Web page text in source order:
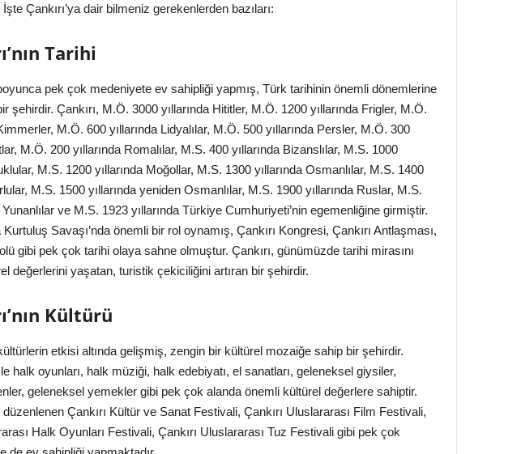
Çankırı’ya dair bilmeniz gerekenlerden bazıları:
Tarihi
pek çok medeniyete ev sahipliği yapmış, Türk tarihinin önemli dönemlerine
şehirdir. Çankırı, M.Ö. 3000 yıllarında Hititler, M.Ö. 1200 yıllarında Frigler, M.Ö.
M.Ö. 600 yıllarında Lidyalılar, M.Ö. 500 yıllarında Persler, M.Ö. 300
M.Ö. 200 yıllarında Romalılar, M.S. 400 yıllarında Bizanslılar, M.S. 1000
M.S. 1200 yıllarında Moğollar, M.S. 1300 yıllarında Osmanlılar, M.S. 1400
M.S. 1500 yıllarında yeniden Osmanlılar, M.S. 1900 yıllarında Ruslar, M.S.
Yunanlılar ve M.S. 1923 yıllarında Türkiye Cumhuriyeti’nin egemenliğine girmiştir.
Kurtuluş Savaşı’nda önemli bir rol oynamış, Çankırı Kongresi, Çankırı Antlaşması,
gibi pek çok tarihi olaya sahne olmuştur. Çankırı, günümüzde tarihi mirasını
değerlerini yaşatan, turistik çekiciliğini artıran bir şehirdir.
Kültürü
etkisi altında gelişmiş, zengin bir kültürel mozaiğe sahip bir şehirdir.
halk oyunları, halk müziği, halk edebiyatı, el sanatları, geleneksel giysiler,
geleneksel yemekler gibi pek çok alanda önemli kültürel değerlere sahiptir.
düzenlenen Çankırı Kültür ve Sanat Festivali, Çankırı Uluslararası Film Festivali,
Halk Oyunları Festivali, Çankırı Uluslararası Tuz Festivali gibi pek çok